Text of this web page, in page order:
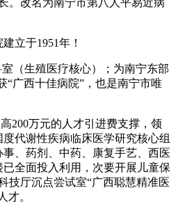
立于1951年！
（生殖医疗核心）；为南宁东部
“广西十佳病院”，也是南宁市唯
200万元的人才引进费支撑，领
代谢性疾病临床医学研究核心组
、药剂、中药、康复手艺、西医
全面投入利用，次要开展儿童保
技厅沉点尝试室“广西聪慧精准医
才。